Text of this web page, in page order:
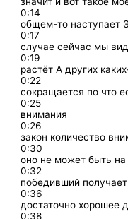
0:14
общем-то наступает
0:17
случае сейчас мы
0:19
растёт А других
0:22
сокращается по что
0:25
внимания
0:26
закон количество
0:30
оно не может быть
0:32
победивший
0:36
достаточно хорошее
0:38